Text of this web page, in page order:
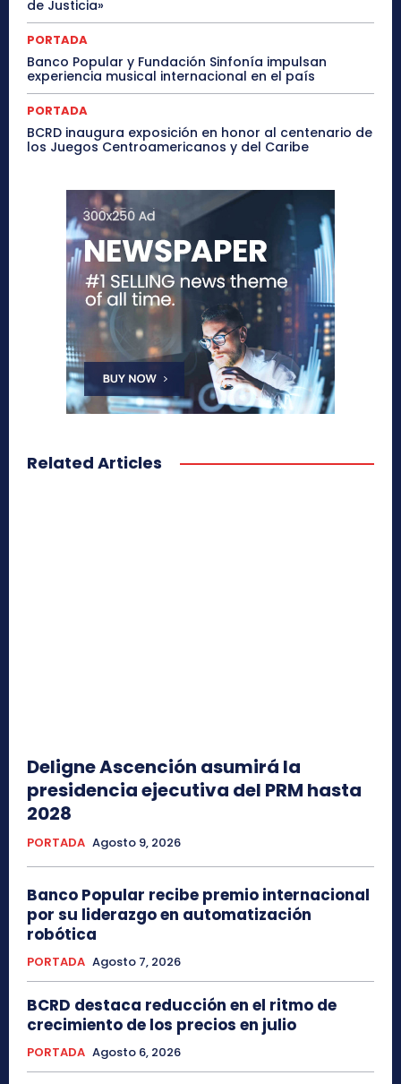
de Justicia»
PORTADA
Banco Popular y Fundación Sinfonía impulsan
experiencia musical internacional en el país
PORTADA
BCRD inaugura exposición en honor al centenario de
los Juegos Centroamericanos y del Caribe
Related Articles
Deligne Ascención asumirá la
presidencia ejecutiva del PRM hasta
2028
PORTADA Agosto 9, 2026
Banco Popular recibe premio internacional
por su liderazgo en automatización
robótica
PORTADA Agosto 7, 2026
BCRD destaca reducción en el ritmo de
crecimiento de los precios en julio
PORTADA Agosto 6, 2026